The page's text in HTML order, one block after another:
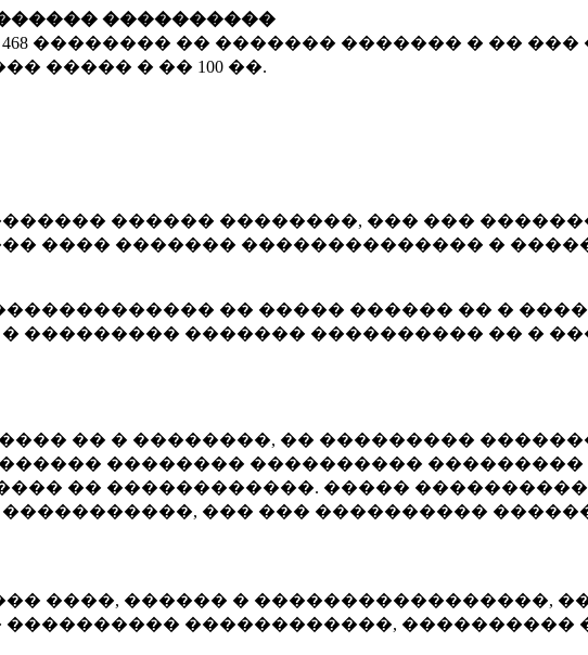
����������
468 �������� �� ������� ������� � ��
����� � �� 100 ��.
������ ��������, ��� ���
���� ������� �������������� �
�� ����� ������ �� �
��������� ������� ���������� �� �
�� � ��������, �� ���������
�������� ���������� ���������
�� ������������. �����
��� ��� ����������
����, ������ � �����������������,
������������, ����������